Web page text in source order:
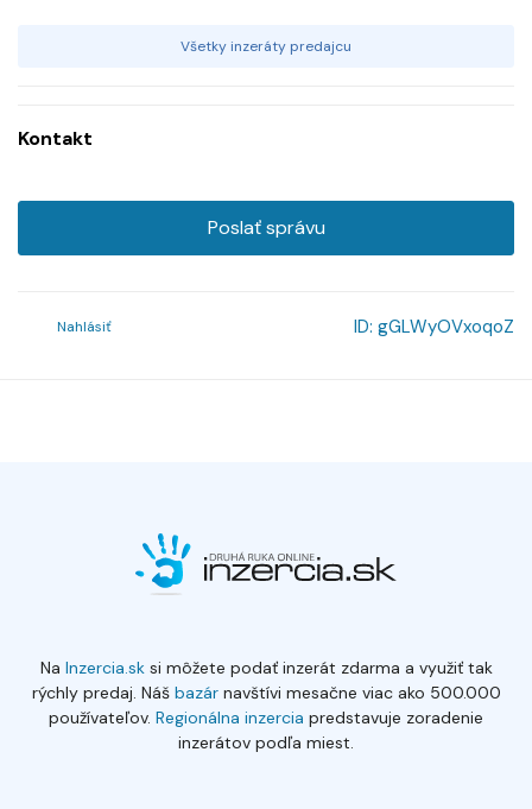
Všetky inzeráty predajcu
Kontakt
Poslať správu
Nahlásiť ID: gGLWyOVxoqoZ
Na Inzercia.sksi môžete podať inzerát zdarma a využiť tak
rýchly predaj. Náš bazárnavštívi mesačne viac ako 500.000
používateľov. Regionálna inzercia predstavuje zoradenie
inzerátov podľa miest.